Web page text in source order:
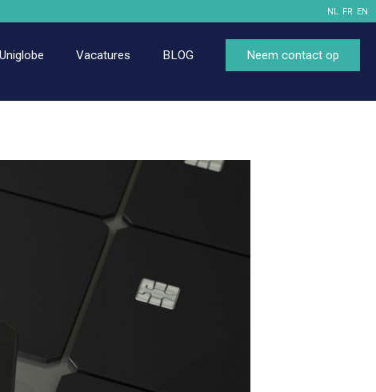
NL FR EN
Vacatures BLOG Neem contact op